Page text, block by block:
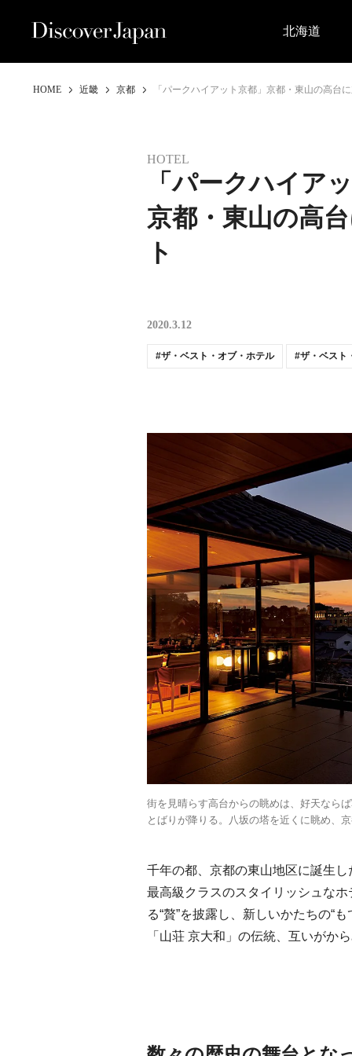
北海道
HOME 近畿 京都 「パークハイアット京都」京都・東山の高台
HOTEL
「パークハイア
京都・東山の高
ト
2020.3.12
ザ・ベスト・オブ・ホテル ザ・ベスト
街を見晴らす高台からの眺めは、好天なら
とばりが降りる。八坂の塔を近くに眺め、
千年の都、京都の東山地区に誕生
最高級クラスのスタイリッシュな
る“贅”を披露し、新しいかたちの“
「山荘 京大和」の伝統、互いがか